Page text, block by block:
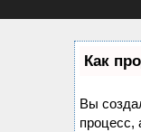
Как
Вы
процесс,